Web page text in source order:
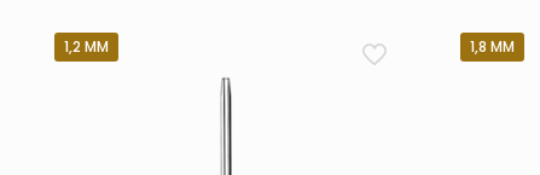
1,2 MM 1,8 MM